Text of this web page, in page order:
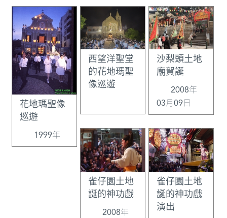
花地瑪聖像
巡遊
1999年
西望洋聖堂
的花地瑪聖
像巡遊
沙梨頭土地
廟賀誕
2008年
03月09日
雀仔園土地
誕的神功戲
2008年
雀仔園土地
誕的神功戲
演出